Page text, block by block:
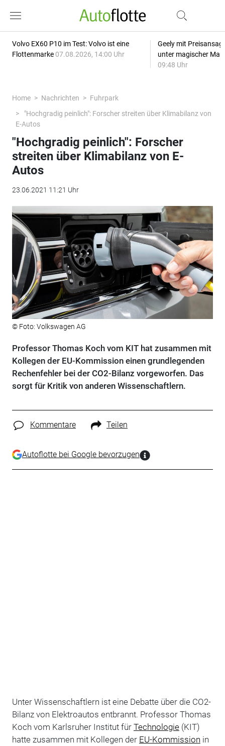
Volvo EX60 P10 im Test: Volvo ist eine
Flottenmarke 07.08.2026, 14:00 Uhr
Geely mit
unter magischer
09:48 Uhr
Home Nachrichten
Fuhrpark
"Hochgradig peinlich": Forscher streiten über Klimabilanz von
E-Autos
"Hochgradig peinlich": Forscher
streiten über Klimabilanz von E-
Autos
23.06.2021 11:21 Uhr
© Foto: Volkswagen AG
Professor Thomas Koch vom KIT hat zusammen mit
Kollegen der EU-Kommission einen grundlegenden
Rechenfehler bei der CO2-Bilanz vorgeworfen. Das
sorgt für Kritik von anderen Wissenschaftlern.
Kommentare Teilen
Autoflotte bei Google bevorzugen
Unter Wissenschaftlern ist eine Debatte über die CO2-
Bilanz von Elektroautos entbrannt. Professor Thomas
Koch vom Karlsruher Institut für Technologie(KIT)
hatte zusammen mit Kollegen der EU-Kommission in